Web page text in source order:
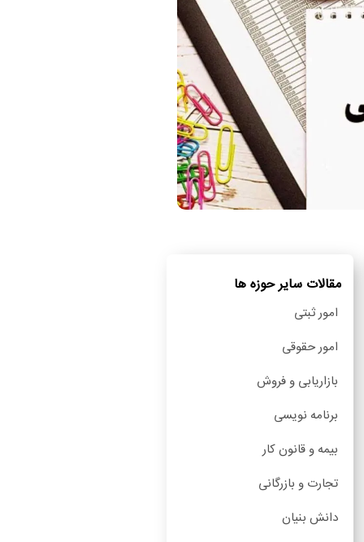
مقالات سایر حوزه ها
امور ثبتی
امور حقوقی
بازاریابی و فروش
برنامه نویسی
بیمه و قانون کار
تجارت و بازرگانی
دانش بنیان